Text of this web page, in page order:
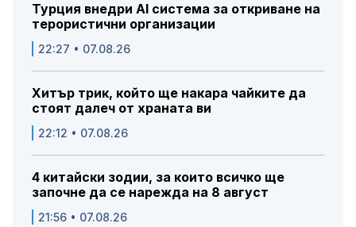
Турция внедри AI система за откриване на
терористични организации
22:27 • 07.08.26
Хитър трик, който ще накара чайките да
стоят далеч от храната ви
22:12 • 07.08.26
4 китайски зодии, за които всичко ще
започне да се нарежда на 8 август
21:56 • 07.08.26